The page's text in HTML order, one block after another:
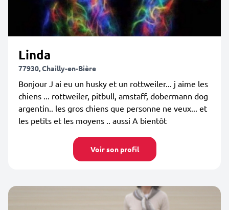
Linda
77930, Chailly-en-Bière
Bonjour J ai eu un husky et un rottweiler... j aime les
chiens ... rottweiler, pitbull, amstaff, dobermann dog
argentin.. les gros chiens que personne ne veux... et
les petits et les moyens .. aussi A bientôt
Voir son profil